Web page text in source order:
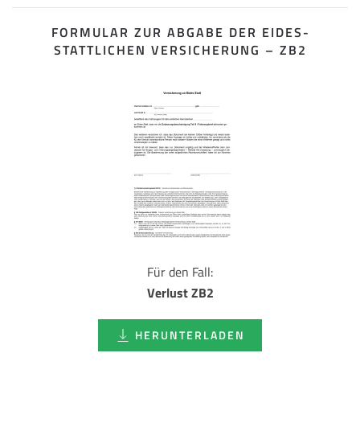
FORMULAR ZUR ABGABE DER EIDES­
STATTLICHEN VERSICHERUNG – ZB2
Für den Fall:
Verlust ZB2
HERUNTERLADEN